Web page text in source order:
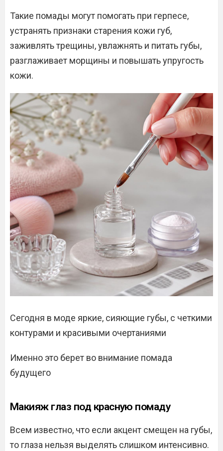
Такие помады могут помогать при герпесе,
устранять признаки старения кожи губ,
заживлять трещины, увлажнять и питать губы,
разглаживает морщины и повышать упругость
кожи.
Сегодня в моде яркие, сияющие губы, с четкими
контурами и красивыми очертаниями
Именно это берет во внимание помада
будущего
Макияж глаз под красную помаду
Всем известно, что если акцент смещен на губы,
то глаза нельзя выделять слишком интенсивно.